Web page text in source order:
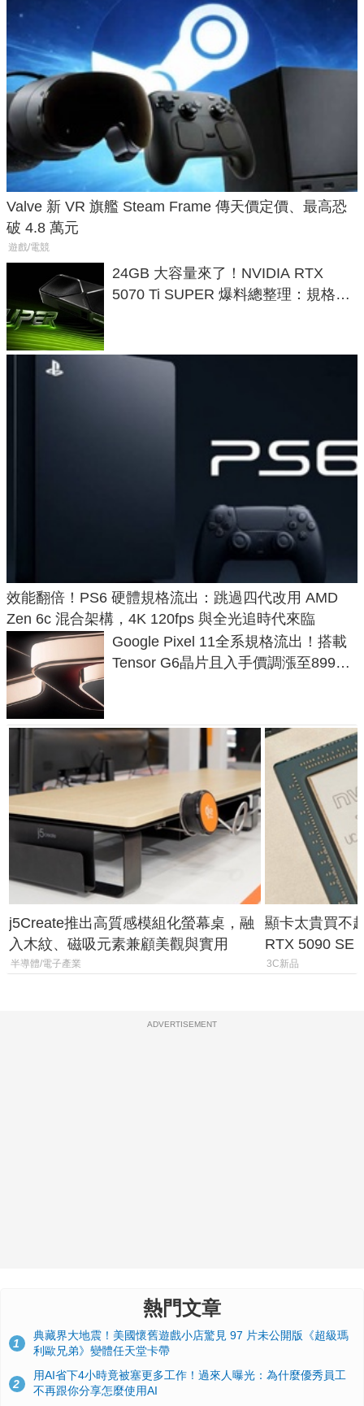
Valve 新 VR 旗艦 Steam Frame 傳天價定價、最高恐
破 4.8 萬元
遊戲/電競
24GB 大容量來了！NVIDIA RTX
5070 Ti SUPER 爆料總整理：規格、
效能翻倍！PS6 硬體規格流出：跳過四代改用 AMD
Zen 6c 混合架構，4K 120fps 與全光追時代來臨
Google Pixel 11全系規格流出！搭載
Tensor G6晶片且入手價調漲至899美
j5Create推出高質感模組化螢幕桌，融
入木紋、磁吸元素兼顧美觀與實用
半導體/電子產業
顯卡太貴買不
RTX 5090 SE
體
3C新品
ADVERTISEMENT
熱門文章
1
典藏界大地震！美國懷舊遊戲小店驚見 97 片未公開版《超級瑪
利歐兄弟》變體任天堂卡帶
2
用AI省下4小時竟被塞更多工作！過來人曝光：為什麼優秀員工
不再跟你分享怎麼使用AI